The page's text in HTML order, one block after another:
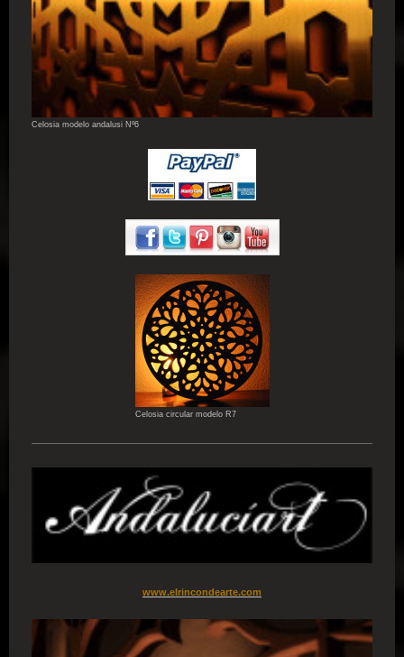
Celosia modelo andalusi Nº6
Celosia circular modelo R7
www.elrincondearte.com